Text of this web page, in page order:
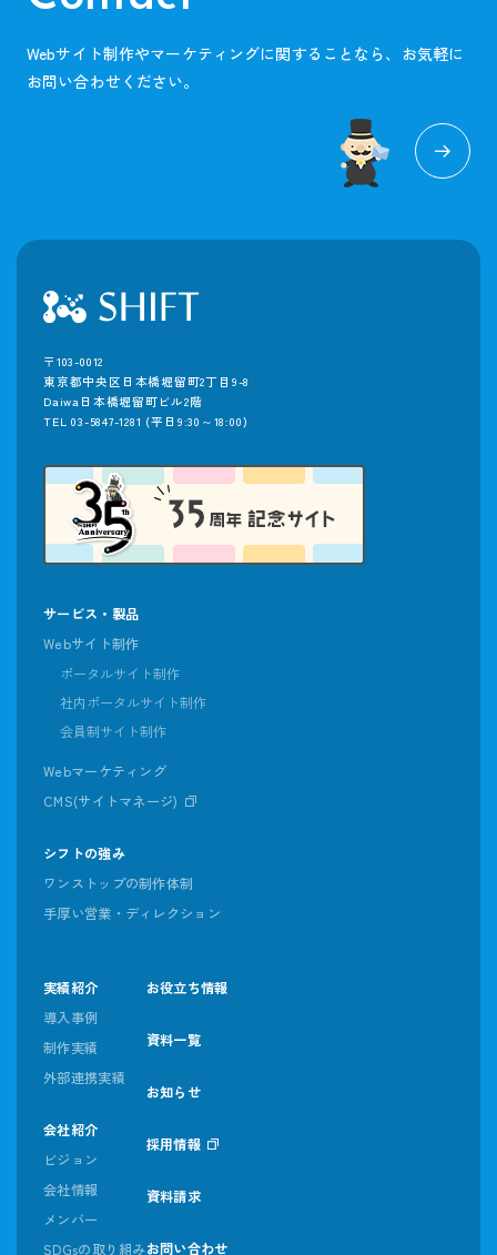
Webサイト制作やマーケティングに関することなら、お気軽に
お問い合わせください。
〒103-0012
東京都中央区日本橋堀留町2丁目9-8
Daiwa日本橋堀留町ビル2階
TEL 03-5847-1281 (平日9:30～18:00)
サービス・製品
Webサイト制作
ポータルサイト制作
社内ポータルサイト制作
会員制サイト制作
Webマーケティング
CMS(サイトマネージ)
シフトの強み
ワンストップの制作体制
手厚い営業・ディレクション
実績紹介
導入事例
制作実績
外部連携実績
会社紹介
ビジョン
会社情報
メンバー
SDGsの取り組み
お役立ち情報
資料一覧
お知らせ
採用情報
資料請求
お問い合わせ